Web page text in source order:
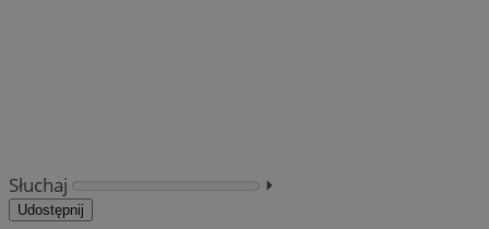
Słuchaj ⏵︎
Udostępnij